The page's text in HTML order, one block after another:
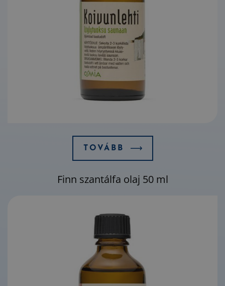
TOVÁBB
Finn szantálfa olaj 50 ml